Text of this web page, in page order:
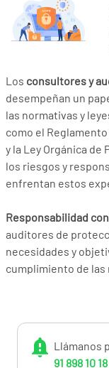
Los consultores y
desempeñan un
las normativas y
como el
y la Ley Orgánica de
los riesgos y
enfrentan estos
Responsabilidad
auditores de
necesidades y
cumplimiento de
mantener una
expectativas y
Llámanos
91 898 10 18